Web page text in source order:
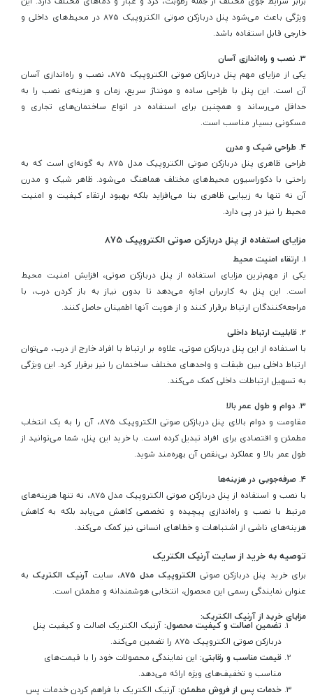
ویژگی باعث می‌شود پنل دربازکن صوتی الکتروپیک 875 در محیط‌های داخلی و
خارجی قابل استفاده باشد.
3. نصب و راه‌اندازی آسان
یکی از مزایای مهم پنل دربازکن صوتی الکتروپیک 875، نصب و راه‌اندازی آسان
آن است. این پنل با طراحی ساده و مونتاژ سریع، زمان و هزینه‌ی نصب را به
حداقل می‌رساند و همچنین برای استفاده در انواع ساختمان‌های تجاری و
مسکونی بسیار مناسب است.
4. طراحی شیک و مدرن
طراحی ظاهری پنل دربازکن صوتی الکتروپیک مدل 875 به گونه‌ای است که به
راحتی با دکوراسیون محیط‌های مختلف هماهنگ می‌شود. ظاهر شیک و مدرن
آن نه تنها به زیبایی ظاهری بنا می‌افزاید بلکه بهبود ارتقاء کیفیت و امنیت
محیط را نیز در پی دارد.
مزایای استفاده از پنل دربازکن صوتی الکتروپیک 875
1. ارتقاء امنیت محیط
یکی از مهم‌ترین مزایای استفاده از پنل دربازکن صوتی، افزایش امنیت محیط
است. این پنل به کاربران اجازه می‌دهد تا بدون نیاز به باز کردن درب، با
مراجعه‌کنندگان ارتباط برقرار کنند و از هویت آنها اطمینان حاصل کنند.
2. قابلیت ارتباط داخلی
با استفاده از این پنل دربازکن صوتی، علاوه بر ارتباط با افراد خارج از درب، می‌توان
ارتباط داخلی بین طبقات و واحدهای مختلف ساختمان را نیز برقرار کرد. این ویژگی
به تسهیل ارتباطات داخلی کمک می‌کند.
3. دوام و طول عمر بالا
مقاومت و دوام بالای پنل دربازکن صوتی الکتروپیک 875، آن را به یک انتخاب
مطمئن و اقتصادی برای افراد تبدیل کرده است. با خرید این پنل، شما می‌توانید از
طول عمر بالا و عملکرد بی‌نقص آن بهره‌مند شوید.
4. صرفه‌جویی در هزینه‌ها
با نصب و استفاده از پنل دربازکن صوتی الکتروپیک مدل 875، نه تنها هزینه‌های
مرتبط با نصب و راه‌اندازی پیچیده و تخصصی کاهش می‌یابد بلکه به کاهش
هزینه‌های ناشی از اشتباهات و خطاهای انسانی نیز کمک می‌کند.
توصیه به خرید از سایت آرنیک الکتریک
برای خرید پنل دربازکن صوتی الکتروپیک مدل 875 ، سایت آرنیک الکتریک به
عنوان نمایندگی رسمی این محصول، انتخابی هوشمندانه و مطمئن است.
مزایای خرید از آرنیک الکتریک:
تضمین اصالت و کیفیت محصول: آرنیک الکتریک اصالت و کیفیت پنل
دربازکن صوتی الکتروپیک 875 را تضمین می‌کند.
قیمت مناسب و رقابتی: این نمایندگی محصولات خود را با قیمت‌های
مناسب و تخفیف‌های ویژه ارائه می‌دهد.
خدمات پس از فروش مطمئن: آرنیک الکتریک با فراهم کردن خدمات پس